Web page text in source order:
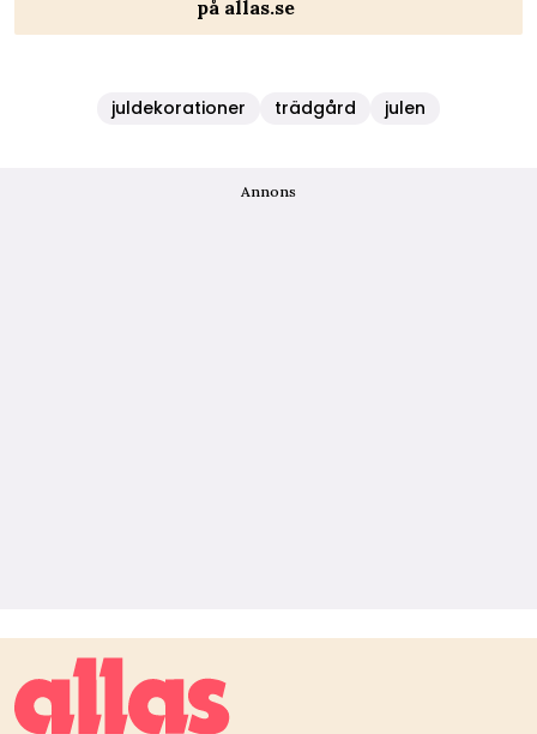
på allas.se
juldekorationer trädgård julen
Annons